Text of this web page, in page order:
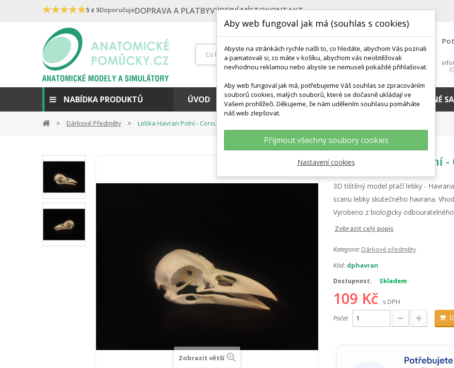
★★★★★5 z 5DoporučujeDOPRAVA A PLATBYVÝDEJNÍ MÍSTOKONTAKT
NABÍDKA PRODUKTŮ ÚVOD NEJPRODÁVANĚJŠÍ VÝCHOVA KE ZDRAVÍ VÝHODNÉ
Dárkové Předměty Lebka Havran Polní - Corvus Frugilegus
Zobrazit větší
Lebka Havran polní
3D tištěný model ptačí lebky -
scanu lebky skutečného havrana.
Vyrobeno z biologicky
Zobrazit celý popis
Kategorie: Dárkové předměty
Kód: dphavran
Dostupnost: Skladem
109 Kč
s DPH
Počet
Aby web fungoval jak má (souhlas s cookies)
Abyste na stránkách rychle našli to, co hledáte, abychom Vás poznali
a pamatovali si, co máte v košíku, abychom vás neobtěžovali
nevhodnou reklamou nebo abyste se nemuseli pokaždé přihlašovat.
Aby web fungoval jak má, potřebujeme Váš souhlas se zpracováním
souborů cookies, malých souborů, které se dočasně ukládají ve
Vašem prohlížeči. Děkujeme, že nám udělením souhlasu pomáháte
náš web zlepšovat.
Přijmout všechny soubory cookies
Nastavení cookies